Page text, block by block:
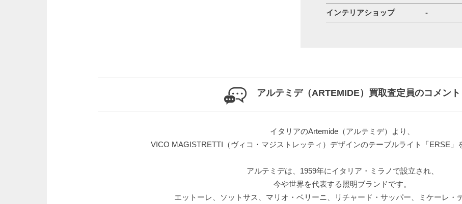
インテリアショップ -
アルテミデ（ARTEMIDE）買取査定員のコメント
イタリアのArtemide（アルテミデ）より、
VICO MAGISTRETTI（ヴィコ・マジストレッティ）デザインのテーブルライト「ERSE」
アルテミデは、1959年にイタリア・ミラノで設立され、
今や世界を代表する照明ブランドです。
エットーレ、ソットサス、マリオ・ベリーニ、リチャード・サッパー、ミケーレ・